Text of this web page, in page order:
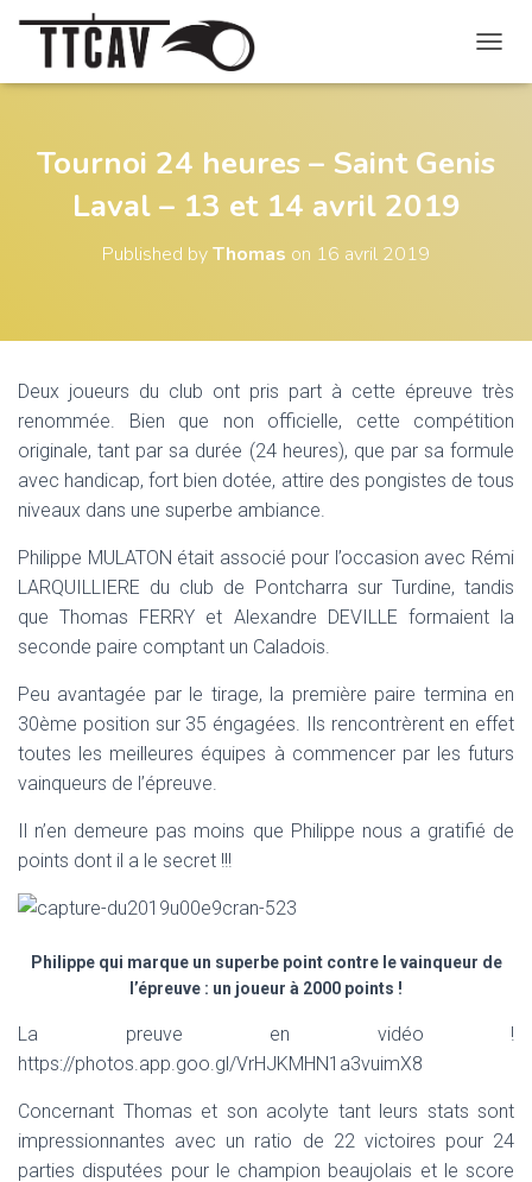
U
R
N
A
V
G
I
Tournoi 24 heures – Saint Genis
Laval – 13 et 14 avril 2019
Published byThomas on 16 avril 2019
Deux joueurs du club ont pris part à cette épreuve très
renommée. Bien que non officielle, cette compétition
originale, tant par sa durée (24 heures), que par sa formule
avec handicap, fort bien dotée, attire des pongistes de tous
niveaux dans une superbe ambiance.
Philippe MULATON était associé pour l’occasion avec Rémi
LARQUILLIERE du club de Pontcharra sur Turdine, tandis
que Thomas FERRY et Alexandre DEVILLE formaient la
seconde paire comptant un Caladois.
Peu avantagée par le tirage, la première paire termina en
30ème position sur 35 éngagées. Ils rencontrèrent en effet
toutes les meilleures équipes à commencer par les futurs
vainqueurs de l’épreuve.
Il n’en demeure pas moins que Philippe nous a gratifié de
points dont il a le secret !!!
Philippe qui marque un superbe point contre le vainqueur de
l’épreuve : un joueur à 2000 points !
La preuve en vidéo !
https://photos.app.goo.gl/VrHJKMHN1a3vuimX8
Concernant Thomas et son acolyte tant leurs stats sont
impressionnantes avec un ratio de 22 victoires pour 24
parties disputées pour le champion beaujolais et le score